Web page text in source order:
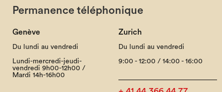
Permanence téléphonique
Genève
Du lundi au vendredi
Lundi-mercredi-jeudi-
vendredi 9h00-12h00 /
Mardi 14h-16h00
Zurich
Du lundi au vendredi
9:00 - 12:00 / 14:00 - 16:00